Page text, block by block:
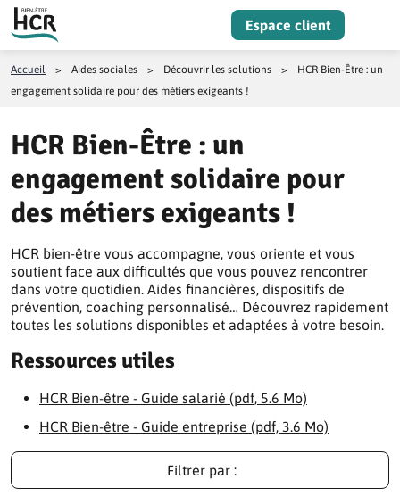
Aller au contenu
Espace client
Accueil > Aides sociales > Découvrir les solutions >
HCR Bien-Être : un
engagement solidaire pour des métiers exigeants !
HCR Bien-Être : un
engagement solidaire pour
des métiers exigeants !
HCR bien-être vous accompagne, vous oriente et vous
soutient face aux difficultés que vous pouvez rencontrer
dans votre quotidien. Aides financières, dispositifs de
prévention, coaching personnalisé… Découvrez rapidement
toutes les solutions disponibles et adaptées à votre besoin.
Ressources utiles
HCR Bien-être - Guide salarié (pdf, 5.6 Mo)
HCR Bien-être - Guide entreprise (pdf, 3.6 Mo)
Filtrer par :